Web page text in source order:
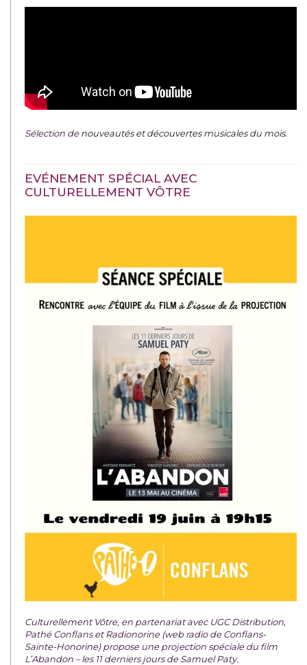
Sélection denouveautés et découvertes musicales du mois.
EVÉNEMENT SPÉCIAL AVEC
CULTURELLEMENT VÔTRE
Culturellement Vôtre, en partenariat avec UGC Distribution,
Pathé Conflans et Radionorine (web radio de Conflans-
Sainte-Honorine) propose une projection spéciale du film
L’Abandon – les 11 derniers jours de Samuel Paty.